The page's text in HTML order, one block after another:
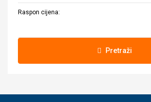
Raspon cijena:
Pretraži